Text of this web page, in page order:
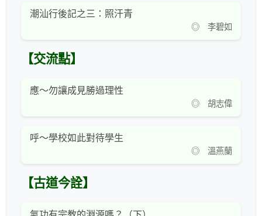
潮汕行後記之三：照汗青
◎ 李碧如
【交流點】
應～勿讓成見勝過理性
◎ 胡志偉
呼～學校如此對待學生
◎ 溫燕蘭
【古道今詮】